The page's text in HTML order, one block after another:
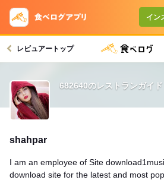
イン
レビュアートップ
682640のレストランガイド
shahpar
I am an employee of Site
download site for the latest and most